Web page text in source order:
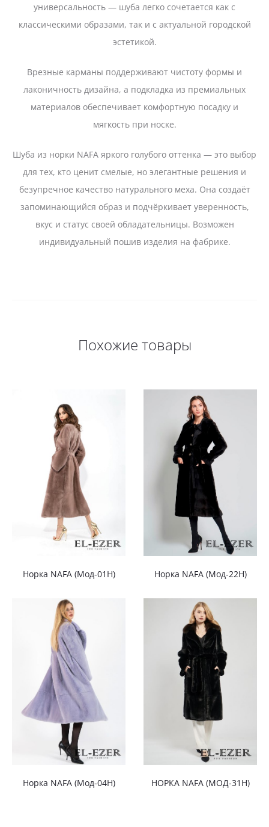
универсальность — шуба легко сочетается как с
классическими образами, так и с актуальной городской
эстетикой.
Врезные карманы поддерживают чистоту формы и
лаконичность дизайна, а подкладка из премиальных
материалов обеспечивает комфортную посадку и
мягкость при носке.
Шуба из норки NAFA яркого голубого оттенка — это выбор
для тех, кто ценит смелые, но элегантные решения и
безупречное качество натурального меха. Она создаёт
запоминающийся образ и подчёркивает уверенность,
вкус и статус своей обладательницы. Возможен
индивидуальный пошив изделия на фабрике.
Похожие товары
Норка NAFA (Мод-01Н) Норка NAFA (Мод-22Н)
Норка NAFA (Мод-04Н) НОРКА NAFA (МОД-31Н)